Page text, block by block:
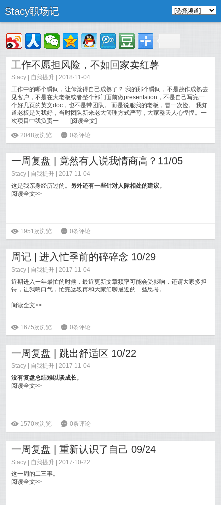
Stacy职场记
工作不愿担风险，不如回家卖红薯
Stacy 自我提升 | 2018-11-04
工作中的哪个瞬间，让你觉得自己成熟了？ 我的那个瞬间，不是故作成熟去
见客户，不是在大老板或者整个部门面前做presentation，不是自己写完一
个好几页的英文doc，也不是带团队。 而是说服我的老板，冒一次险。 我知
道老板是为我好，当时团队新来老大管理方式严苛，大家整天人心惶惶。一
次项目中我负责一
[阅读全文]
ė 2048次浏览 6 0条评论
一周复盘 | 竟然有人说我情商高？11/05
Stacy 自我提升 | 2017-11-04
这是我亲身经历过的。 另外还有一些针对人际相处的建议。
阅读全文>>
ė 1951次浏览 6 0条评论
周记 | 进入忙季前的碎碎念 10/29
Stacy 自我提升 | 2017-11-04
近期进入一年最忙的时候，最近更新文章频率可能会受影响，还请大家多担
待，让我喘口气，忙完这段再和大家细聊最近的一些思考。
阅读全文>>
ė 1675次浏览 6 0条评论
一周复盘 | 跳出舒适区 10/22
Stacy 自我提升 | 2017-11-04
没有复盘总结难以谈成长。
阅读全文>>
ė 1570次浏览 6 0条评论
一周复盘 | 重新认识了自己 09/24
Stacy 自我提升 | 2017-10-22
这一周的二三事。
阅读全文>>